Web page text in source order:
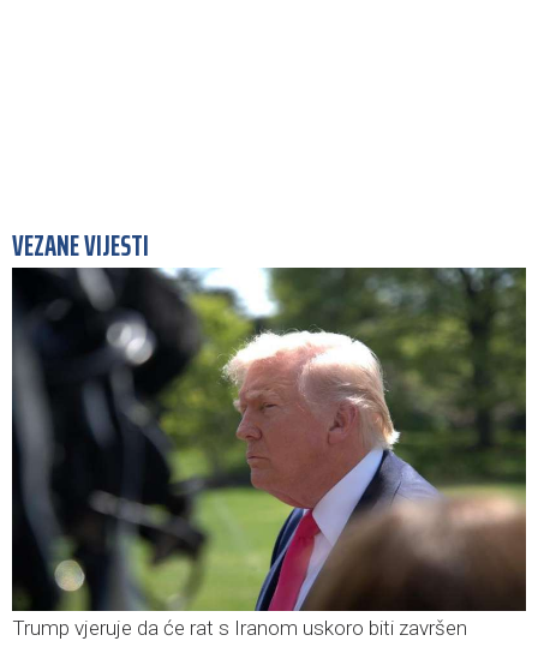
VEZANE VIJESTI
Trump vjeruje da će rat s Iranom uskoro biti završen